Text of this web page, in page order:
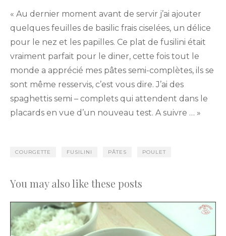
« Au dernier moment avant de servir j’ai ajouter
quelques feuilles de basilic frais ciselées, un délice
pour le nez et les papilles. Ce plat de fusilini était
vraiment parfait pour le diner, cette fois tout le
monde a apprécié mes pâtes semi-complètes, ils se
sont même resservis, c’est vous dire. J’ai des
spaghettis semi – complets qui attendent dans le
placards en vue d’un nouveau test. A suivre … »
COURGETTE FUSILINI PÂTES POULET
You may also like these posts